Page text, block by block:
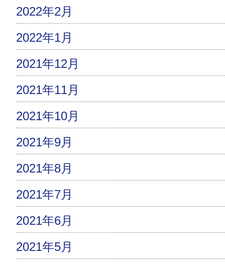
2022年2月
2022年1月
2021年12月
2021年11月
2021年10月
2021年9月
2021年8月
2021年7月
2021年6月
2021年5月